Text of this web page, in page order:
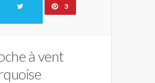
3
à vent